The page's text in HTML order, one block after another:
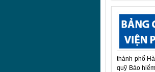
thành phố
quỹ Bảo